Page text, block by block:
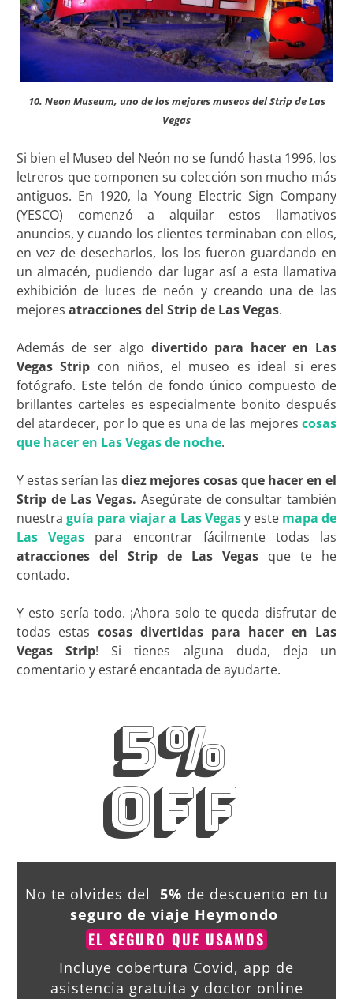
10. Neon Museum, uno de los mejores museos del Strip de Las
Vegas
Si bien el Museo del Neón no se fundó hasta 1996, los
letreros que componen su colección son mucho más
antiguos. En 1920, la Young Electric Sign Company
(YESCO) comenzó a alquilar estos llamativos
anuncios, y cuando los clientes terminaban con ellos,
en vez de desecharlos, los los fueron guardando en
un almacén, pudiendo dar lugar así a esta llamativa
exhibición de luces de neón y creando una de las
mejores atracciones del Strip de Las Vegas.
Además de ser algo divertido para hacer en Las
Vegas Strip con niños, el museo es ideal si eres
fotógrafo. Este telón de fondo único compuesto de
brillantes carteles es especialmente bonito después
del atardecer, por lo que es una de las mejorescosas
que hacer en Las Vegas de noche.
Y estas serían las diez mejores cosas que hacer en el
Strip de Las Vegas. Asegúrate de consultar también
nuestra guía para viajar a Las Vegasy este mapa de
Las Vegas para encontrar fácilmente todas las
atracciones del Strip de Las Vegas que te he
contado.
Y esto sería todo. ¡Ahora solo te queda disfrutar de
todas estas cosas divertidas para hacer en Las
Vegas Strip! Si tienes alguna duda, deja un
comentario y estaré encantada de ayudarte.
5%
OFF
No te olvides del 5% de descuento en tu
seguro de viaje Heymondo
EL SEGURO QUE USAMOS
Incluye cobertura Covid, app de
asistencia gratuita y doctor online